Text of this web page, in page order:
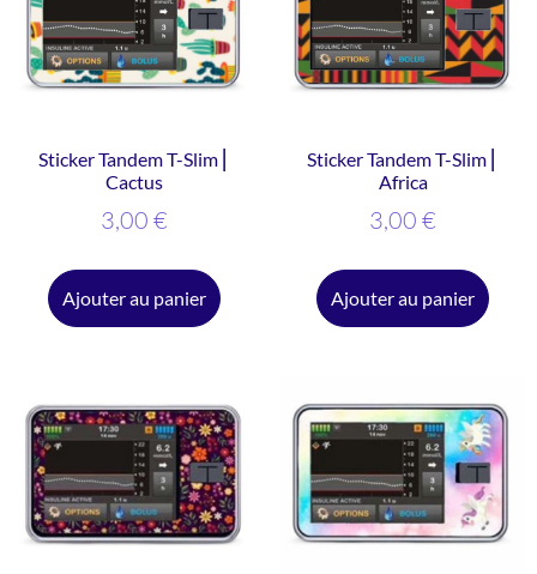
Sticker Tandem T-Slim ⎜
Cactus
3,00 €
Ajouter au panier
Sticker Tandem T-Slim ⎜
Africa
3,00 €
Ajouter au panier